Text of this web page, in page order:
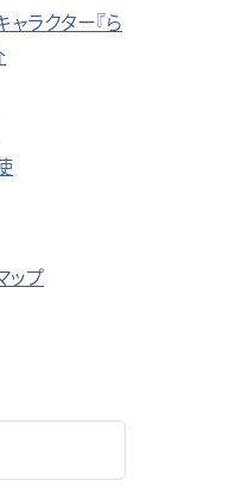
ラクター『ら
ップ